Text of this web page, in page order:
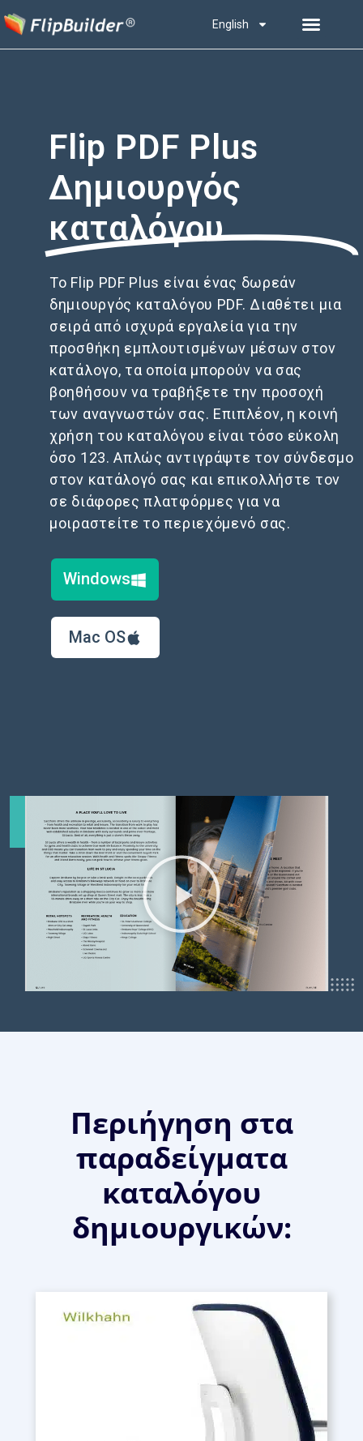
English
Flip PDF Plus
Δημιουργός
καταλόγου
Το Flip PDF Plus είναι ένας δωρεάν
δημιουργός καταλόγου PDF. Διαθέτει μια
σειρά από ισχυρά εργαλεία για την
προσθήκη εμπλουτισμένων μέσων στον
κατάλογο, τα οποία μπορούν να σας
βοηθήσουν να τραβήξετε την προσοχή
των αναγνωστών σας. Επιπλέον, η κοινή
χρήση του καταλόγου είναι τόσο εύκολη
όσο 123. Απλώς αντιγράψτε τον σύνδεσμο
στον κατάλογό σας και επικολλήστε τον
σε διάφορες πλατφόρμες για να
μοιραστείτε το περιεχόμενό σας.
Windows
Mac OS
Περιήγηση στα
παραδείγματα
καταλόγου
δημιουργικών: